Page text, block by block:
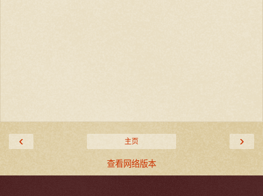
‹ ›
主页
查看网络版本